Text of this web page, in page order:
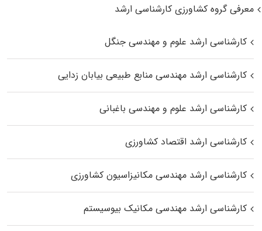
معرفی گروه کشاورزی کارشناسی ارشد
کارشناسی ارشد علوم و مهندسی جنگل
کارشناسی ارشد مهندسی منابع طبیعی بیابان زدایی
کارشناسی ارشد علوم و مهندسی باغبانی
کارشناسی ارشد اقتصاد کشاورزی
کارشناسی ارشد مهندسی مکانیزاسیون کشاورزی
کارشناسی ارشد مهندسی مکانیک بیوسیستم